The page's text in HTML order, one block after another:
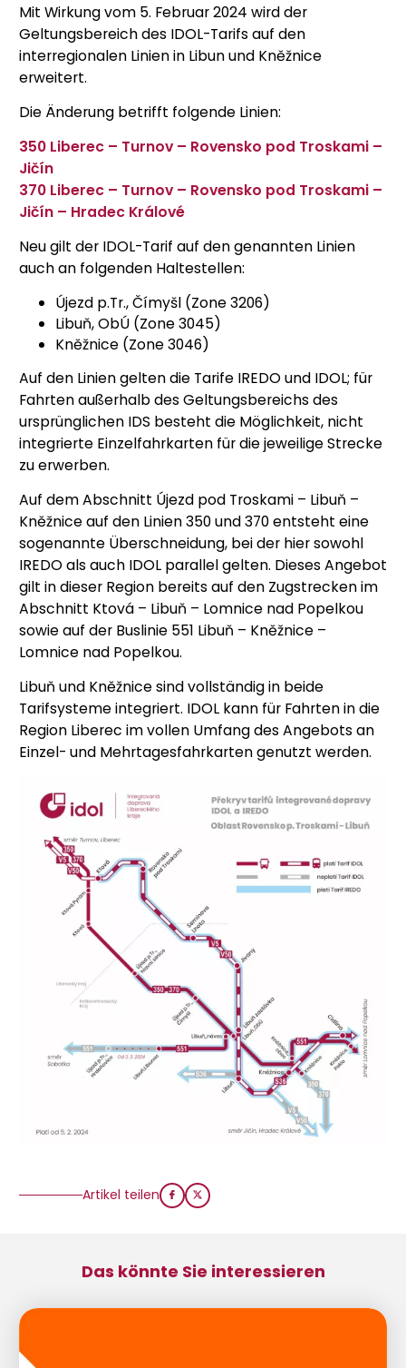
Mit Wirkung vom 5. Februar 2024 wird der
Geltungsbereich des IDOL-Tarifs auf den
interregionalen Linien in Libun und Kněžnice
erweitert.
Die Änderung betrifft folgende Linien:
350 Liberec – Turnov – Rovensko pod Troskami –
Jičín
370 Liberec – Turnov – Rovensko pod Troskami –
Jičín – Hradec Králové
Neu gilt der IDOL-Tarif auf den genannten Linien
auch an folgenden Haltestellen:
Újezd p.Tr., Čímyšl (Zone 3206)
Libuň, ObÚ (Zone 3045)
Kněžnice (Zone 3046)
Auf den Linien gelten die Tarife IREDO und IDOL; für
Fahrten außerhalb des Geltungsbereichs des
ursprünglichen IDS besteht die Möglichkeit, nicht
integrierte Einzelfahrkarten für die jeweilige Strecke
zu erwerben.
Auf dem Abschnitt Újezd pod Troskami – Libuň –
Kněžnice auf den Linien 350 und 370 entsteht eine
sogenannte Überschneidung, bei der hier sowohl
IREDO als auch IDOL parallel gelten. Dieses Angebot
gilt in dieser Region bereits auf den Zugstrecken im
Abschnitt Ktová – Libuň – Lomnice nad Popelkou
sowie auf der Buslinie 551 Libuň – Kněžnice –
Lomnice nad Popelkou.
Libuň und Kněžnice sind vollständig in beide
Tarifsysteme integriert. IDOL kann für Fahrten in die
Region Liberec im vollen Umfang des Angebots an
Einzel- und Mehrtagesfahrkarten genutzt werden.
Artikel teilen
Das könnte Sie interessieren